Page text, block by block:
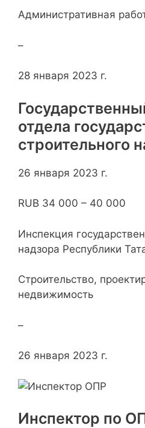
Административная
–
28 января 2023 г.
отдела
строительного
26 января 2023 г.
RUB 34 000 – 40 000
Инспекция
надзора Республики
Строительство,
недвижимость
–
26 января 2023 г.
Инспектор по